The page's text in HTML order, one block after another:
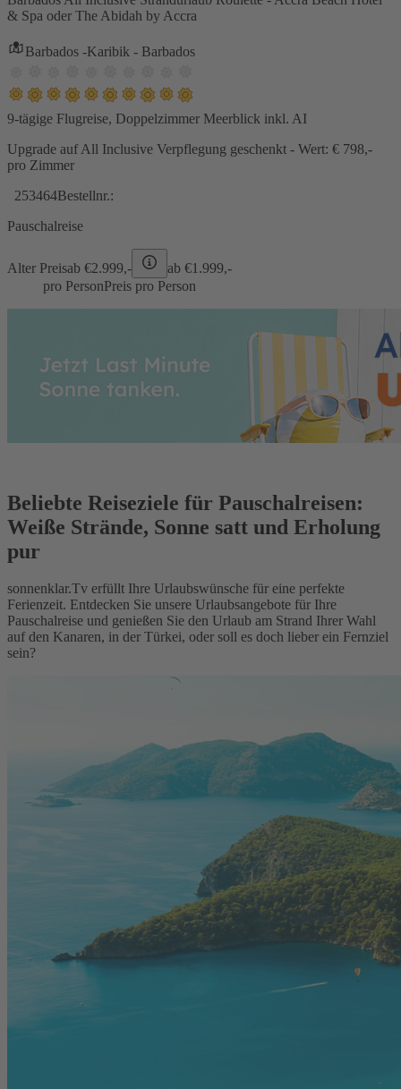
& Spa oder The Abidah by Accra
Barbados -Karibik - Barbados
9-tägige Flugreise, Doppelzimmer Meerblick inkl. AI
Upgrade auf All Inclusive Verpflegung geschenkt - Wert: € 798,-
pro Zimmer
253464Bestellnr.:
Pauschalreise
Alter Preisab €2.999,- ab €1.999,-
pro PersonPreis pro Person
Beliebte Reiseziele für Pauschalreisen:
Weiße Strände, Sonne satt und Erholung
pur
sonnenklar.Tv erfüllt Ihre Urlaubswünsche für eine perfekte
Ferienzeit. Entdecken Sie unsere Urlaubsangebote für Ihre
Pauschalreise und genießen Sie den Urlaub am Strand Ihrer Wahl
auf den Kanaren, in der Türkei, oder soll es doch lieber ein Fernziel
sein?